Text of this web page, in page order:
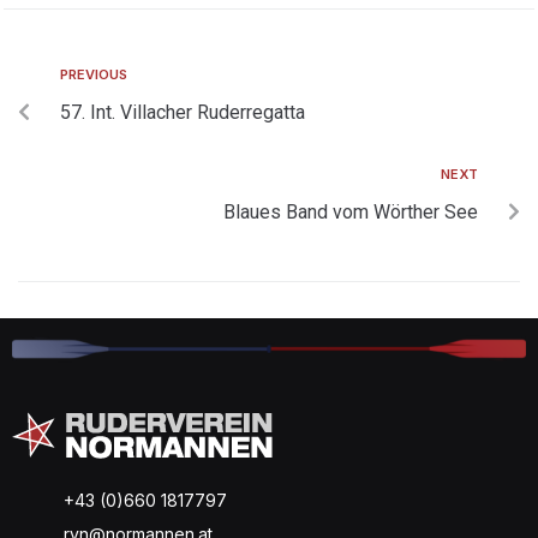
PREVIOUS
57. Int. Villacher Ruderregatta
NEXT
Blaues Band vom Wörther See
+43 (0)660 1817797
rvn@normannen.at